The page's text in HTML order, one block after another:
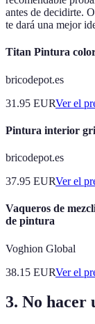
antes de decidirte.
te dará una mejor
Titan Pintura
bricodepot.es
31.95 EURVer el
Pintura interior
bricodepot.es
37.95 EURVer el
Vaqueros de
de pintura
Voghion Global
38.15 EURVer el
3. No hacer